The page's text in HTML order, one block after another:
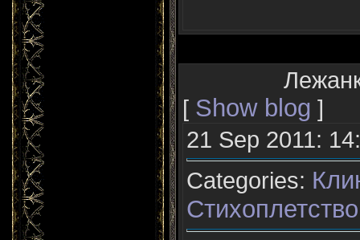
[ Show blog ]
21 Sep 2011:
Categories:
Стихоплетство